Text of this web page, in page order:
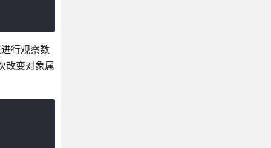
行观察数
改变对象属